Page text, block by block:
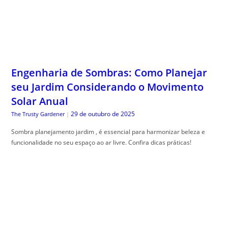
Engenharia de Sombras: Como Planejar
seu Jardim Considerando o Movimento
Solar Anual
The Trusty Gardener | 29 de outubro de 2025
Sombra planejamento jardim , é essencial para harmonizar beleza e
funcionalidade no seu espaço ao ar livre. Confira dicas práticas!